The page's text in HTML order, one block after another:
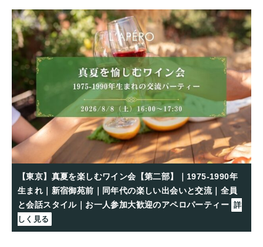
【東京】真夏を楽しむワイン会【第二部】｜1975-1990年
生まれ｜新宿御苑前｜同年代の楽しい出会いと交流｜全員
と会話スタイル｜お一人参加大歓迎のアペロパーティー 詳
しく見る